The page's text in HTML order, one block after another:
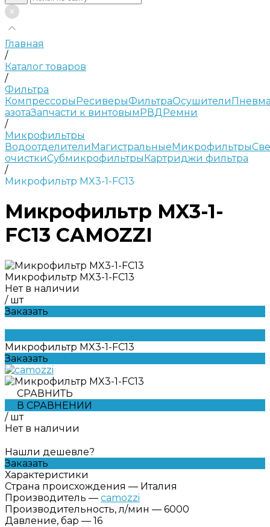
Главная
/
Каталог товаров
/
Фильтра
КомпрессорыРесиверыФильтраОсушители
азотаЗапчасти к винтовымРВДРемни
/
Микрофильтры
ВодоотделителиМагистральныеМикрофильтры
очисткиСубмикрофильтрыКартриджи фильтра
/
Микрофильтр MX3-1-FC13
Микрофильтр MX3-1-
FC13 CAMOZZI
Микрофильтр MX3-1-FC13
Нет в наличии
/ шт
Заказать
Микрофильтр MX3-1-FC13
Заказать
СРАВНИТЬ
В СРАВНЕНИИ
/ шт
Нет в наличии
Нашли дешевле?
Заказать
Характеристики
Страна происхождения — Италия
Производитель — camozzi
Производительность, л/мин — 6000
Давление, бар — 16